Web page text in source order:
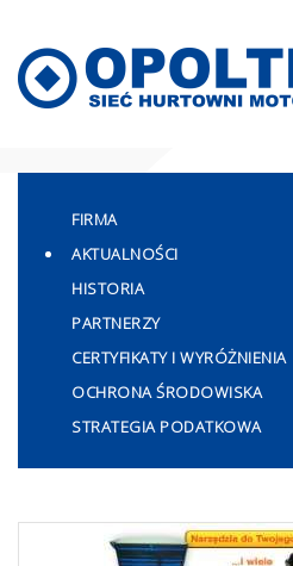
FIRMA
AKTUALNOŚCI
HISTORIA
PARTNERZY
CERTYFIKATY I WYRÓŻNIENIA
OCHRONA ŚRODOWISKA
STRATEGIA PODATKOWA